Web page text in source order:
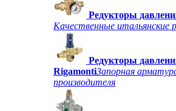
Редукторы
Качественные итальянские
Редукторы
RigamontiЗапорная
производителя